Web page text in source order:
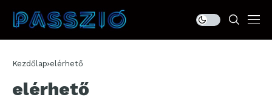
Kezdőlap elérhető
elérhető